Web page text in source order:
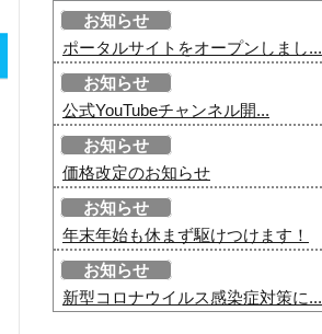
お知らせ
ポータルサイトをオープンしまし...
お知らせ
公式YouTubeチャンネル開...
お知らせ
価格改定のお知らせ
お知らせ
年末年始も休まず駆けつけます！
お知らせ
新型コロナウイルス感染症対策に...